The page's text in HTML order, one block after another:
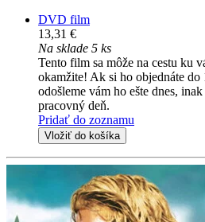
DVD film
13,31 €
Na sklade 5 ks
Tento film sa môže na cestu ku
okamžite! Ak si ho objednáte do
odošleme vám ho ešte dnes,
pracovný deň.
Pridať do zoznamu
Vložiť do košíka